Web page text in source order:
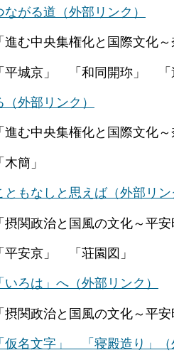
ながる道 （外部リンク）
中央集権化と国際文化～
京」 「和同開珎」 「
（外部リンク）
中央集権化と国際文化～
簡」
ともなしと思えば（外部リン
政治と国風の文化～平安
安京」 「荘園図」
いろは」へ （外部リンク）
政治と国風の文化～平安
「仮名文字」 「寝殿造り」